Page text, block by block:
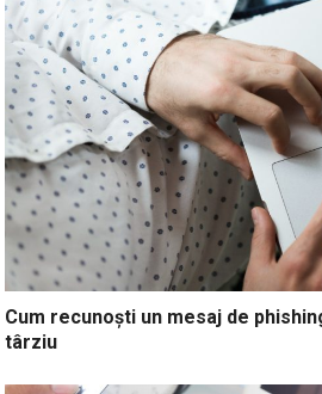
Cum recunoști un mesaj de
târziu